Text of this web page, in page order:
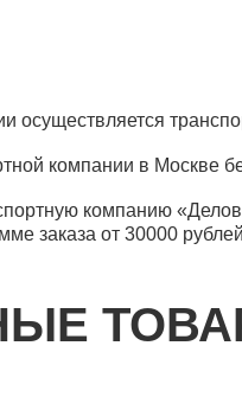
осуществляется
компании в Москве
компанию
заказа от 30000